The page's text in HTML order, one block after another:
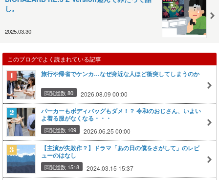
し。
2025.03.30
このブログでよく読まれている記事
旅行や帰省でケンカ…なぜ身近な人ほど衝突してしまうのか
閲覧総数 80 2026.08.09 00:00
パーカーもボディバッグもダメ！？ 令和のおじさん、いよい
よ着る服がなくなる・・・
閲覧総数 109 2026.06.25 00:00
【主演が失敗作？】ドラマ「あの日の僕をさがして」のレビ
ューのはなし
閲覧総数 1518 2024.03.15 15:37